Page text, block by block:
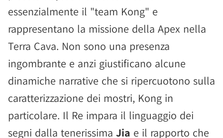
essenzialmente il "team Kong" e
rappresentano la missione della Apex nella
Terra Cava. Non sono una presenza
ingombrante e anzi giustificano alcune
dinamiche narrative che si ripercuotono sulla
caratterizzazione dei mostri, Kong in
particolare. Il Re impara il linguaggio dei
segni dalla tenerissima Jia e il rapporto che